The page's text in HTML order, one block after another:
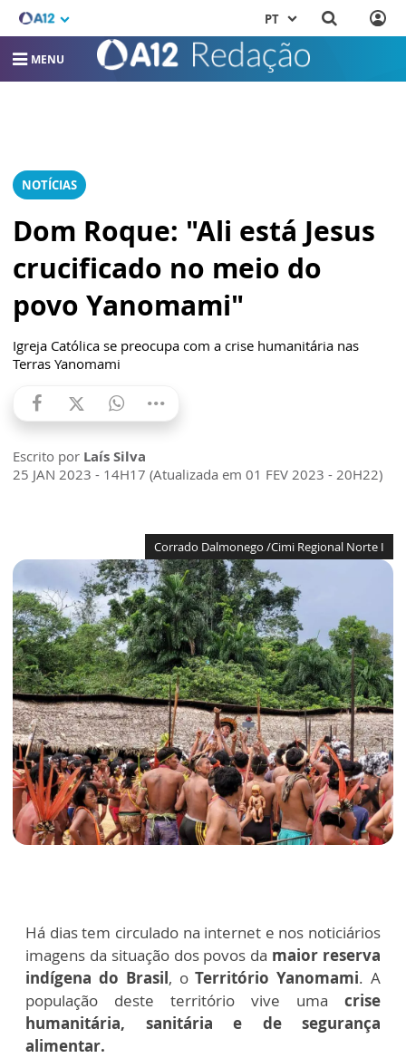
PT
MENU
NOTÍCIAS
Dom Roque: "Ali está Jesus
crucificado no meio do
povo Yanomami"
Igreja Católica se preocupa com a crise humanitária nas
Terras Yanomami
Escrito por Laís Silva
25 JAN 2023 - 14H17 (Atualizada em 01 FEV 2023 - 20H22)
Corrado Dalmonego /Cimi Regional Norte I
Há dias tem circulado na internet e nos noticiários
imagens da situação dos povos da maior reserva
indígena do Brasil, oTerritório Yanomami. A
população deste território vive uma crise
humanitária, sanitária e de segurança
alimentar.